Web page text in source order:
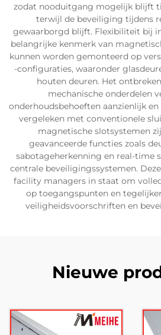
zodat nooduitgang mogelijk blijft
terwijl de beveiliging tijdens
gewaarborgd blijft. Flexibiliteit bij
belangrijke kenmerk van
kunnen worden gemonteerd op
-configuraties, waaronder
houten deuren. Het
mechanische onderdelen
onderhoudsbehoeften aanzienlijk
vergeleken met conventionele
magnetische slotsystemen
geavanceerde functies zoals
sabotageherkenning en real-time
centrale beveiligingssystemen.
facility managers in staat om
op toegangspunten en
veiligheidsvoorschriften en
Nieuwe